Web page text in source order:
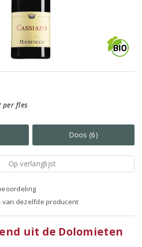
per fles
Doos (6)
Op verlanglijst
dezelfde producent
uit de Dolomieten